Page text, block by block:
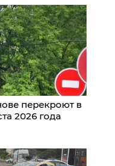
перекроют в
2026 года